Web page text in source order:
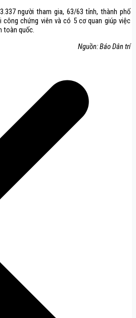
người tham gia, 63/63 tỉnh, thành phố
chứng viên và có 5 cơ quan giúp việc
toàn quốc.
Nguồn: Báo Dân trí